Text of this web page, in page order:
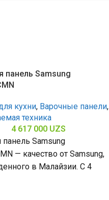
панель Samsung
кухни, Варочные панели,
техника
4 617 000 UZS
панель Samsung
— качество от Samsung,
в Малайзии. С 4